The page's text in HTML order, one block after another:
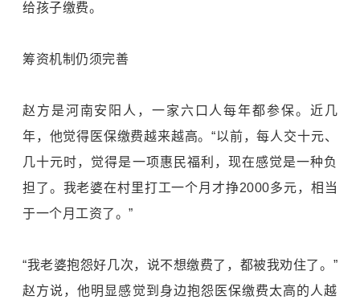
给孩子缴费。
筹资机制仍须完善
赵方是河南安阳人，一家六口人每年都参保。近几
年，他觉得医保缴费越来越高。“以前，每人交十元、
几十元时，觉得是一项惠民福利，现在感觉是一种负
担了。我老婆在村里打工一个月才挣2000多元，相当
于一个月工资了。”
“我老婆抱怨好几次，说不想缴费了，都被我劝住了。”
赵方说，他明显感觉到身边抱怨医保缴费太高的人越